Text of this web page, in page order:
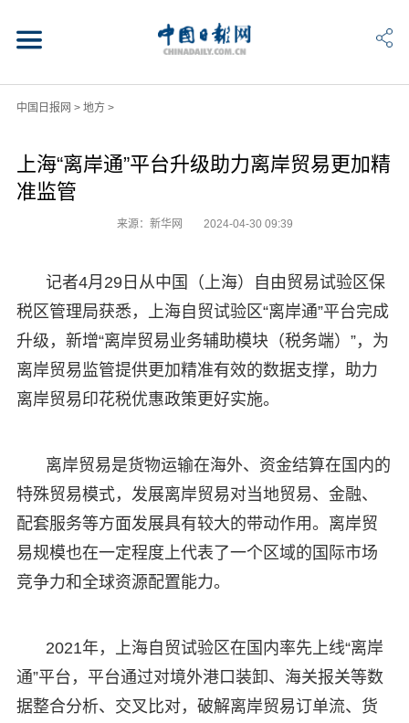
中国日报网 > 地方>
上海“离岸通”平台升级助力离岸贸易更加精
准监管
来源：新华网 2024-04-30 09:39
记者4月29日从中国（上海）自由贸易试验区保
税区管理局获悉，上海自贸试验区“离岸通”平台完成
升级，新增“离岸贸易业务辅助模块（税务端）”，为
离岸贸易监管提供更加精准有效的数据支撑，助力
离岸贸易印花税优惠政策更好实施。
离岸贸易是货物运输在海外、资金结算在国内的
特殊贸易模式，发展离岸贸易对当地贸易、金融、
配套服务等方面发展具有较大的带动作用。离岸贸
易规模也在一定程度上代表了一个区域的国际市场
竞争力和全球资源配置能力。
2021年，上海自贸试验区在国内率先上线“离岸
通”平台，平台通过对境外港口装卸、海关报关等数
据整合分析、交叉比对，破解离岸贸易订单流、货